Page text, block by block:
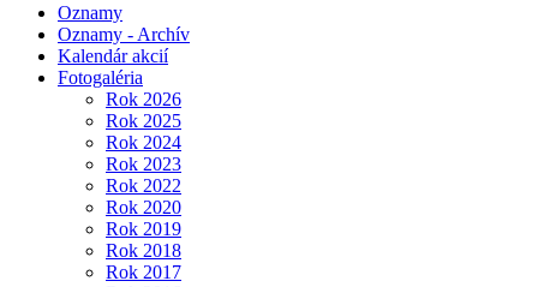
Oznamy
Oznamy - Archív
Kalendár akcií
Fotogaléria
Rok 2026
Rok 2025
Rok 2024
Rok 2023
Rok 2022
Rok 2020
Rok 2019
Rok 2018
Rok 2017